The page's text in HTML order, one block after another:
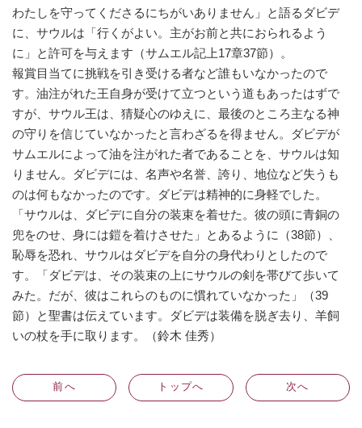
わたしを守ってくださるにちがいありません」と語るダビデ
に、サウルは「行くがよい。主がお前と共におられるよう
に」と許可を与えます（サムエル記上17章37節）。
報賞目当てに挑戦を引き受ける者など誰もいなかったので
す。油注がれた王自身が受けて立つという道もあったはずで
すが、サウル王は、猜疑心のゆえに、最後のところ主なる神
の守りを信じていなかったと言わざるを得ません。ダビデが
サムエルによって油を注がれた者であることを、サウルは知
りません。ダビデには、名声や名誉、誇り、地位など失うも
のは何もなかったのです。ダビデは精神的に身軽でした。
「サウルは、ダビデに自分の装束を着せた。彼の頭に青銅の
兜をのせ、身には鎧を着けさせた」とあるように（38節）、
恥辱を恐れ、サウルはダビデを自分の身代わりとしたので
す。「ダビデは、その装束の上にサウルの剣を帯びて歩いて
みた。だが、彼はこれらのものに慣れていなかった」（39
節）と聖書は伝えています。ダビデは装備を脱ぎ去り、羊飼
いの杖を手に取ります。（鈴木 佳秀）
前へ トップへ 次へ